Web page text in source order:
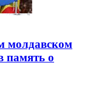
молдавском
память о